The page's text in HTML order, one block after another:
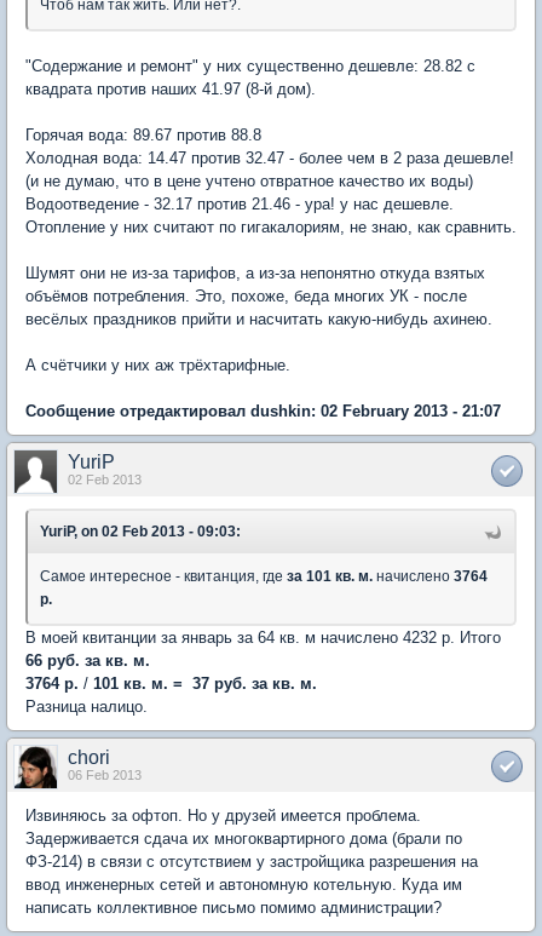
Чтоб нам так жить. Или нет?.
"Содержание и ремонт" у них существенно дешевле: 28.82 с
квадрата против наших 41.97 (8-й дом).
Горячая вода: 89.67 против 88.8
Холодная вода: 14.47 против 32.47 - более чем в 2 раза дешевле!
(и не думаю, что в цене учтено отвратное качество их воды)
Водоотведение - 32.17 против 21.46 - ура! у нас дешевле.
Отопление у них считают по гигакалориям, не знаю, как сравнить.
Шумят они не из-за тарифов, а из-за непонятно откуда взятых
объёмов потребления. Это, похоже, беда многих УК - после
весёлых праздников прийти и насчитать какую-нибудь ахинею.
А счётчики у них аж трёхтарифные.
Сообщение отредактировал dushkin: 02 February 2013 - 21:07
YuriP
02 Feb 2013
YuriP, on 02 Feb 2013 - 09:03:
Самое интересное - квитанция, где за 101 кв. м. начислено 3764
р.
В моей квитанции за январь за 64 кв. м начислено 4232 р. Итого
66 руб. за кв. м.
3764 р. / 101 кв. м. = 37 руб. за кв. м.
Разница налицо.
chori
06 Feb 2013
Извиняюсь за офтоп. Но у друзей имеется проблема.
Задерживается сдача их многоквартирного дома (брали по
ФЗ-214) в связи с отсутствием у застройщика разрешения на
ввод инженерных сетей и автономную котельную. Куда им
написать коллективное письмо помимо администрации?